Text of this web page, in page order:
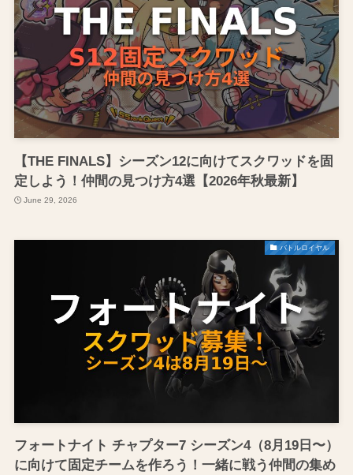
【THE FINALS】シーズン12に向けてスクワッドを固
定しよう！仲間の見つけ方4選【2026年秋最新】
June 29, 2026
バトルロイヤル
フォートナイト チャプター7 シーズン4（8月19日〜）
に向けて固定チームを作ろう！一緒に戦う仲間の集め